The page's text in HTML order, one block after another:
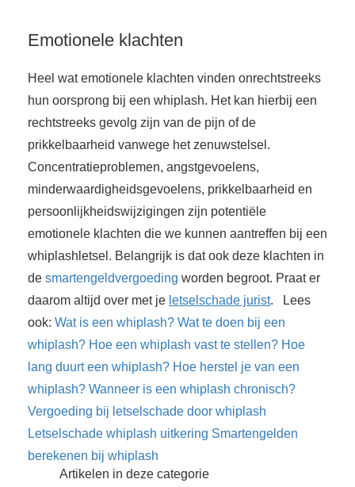
Emotionele klachten
Heel wat emotionele klachten vinden onrechtstreeks
hun oorsprong bij een whiplash. Het kan hierbij een
rechtstreeks gevolg zijn van de pijn of de
prikkelbaarheid vanwege het zenuwstelsel.
Concentratieproblemen, angstgevoelens,
minderwaardigheidsgevoelens, prikkelbaarheid en
persoonlijkheidswijzigingen zijn potentiële
emotionele klachten die we kunnen aantreffen bij een
whiplashletsel. Belangrijk is dat ook deze klachten in
de smartengeldvergoeding worden begroot. Praat er
daarom altijd over met je letselschade jurist. Lees
ook: Wat is een whiplash? Wat te doen bij een
whiplash? Hoe een whiplash vast te stellen? Hoe
lang duurt een whiplash? Hoe herstel je van een
whiplash? Wanneer is een whiplash chronisch?
Vergoeding bij letselschade door whiplash
Letselschade whiplash uitkering Smartengelden
berekenen bij whiplash
Artikelen in deze categorie